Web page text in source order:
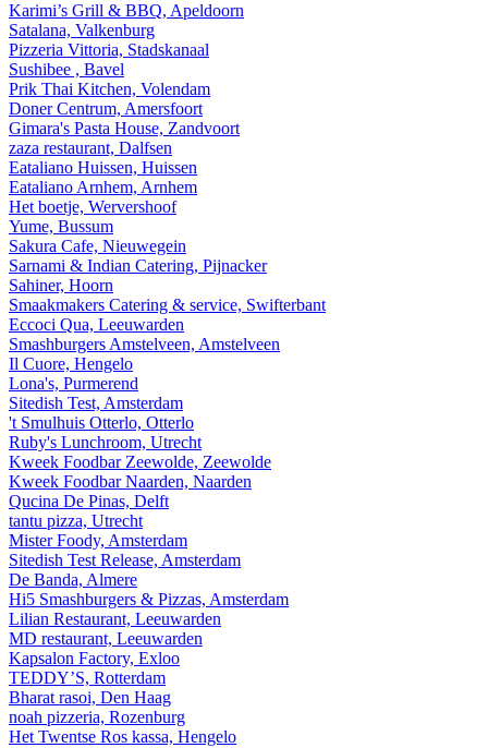
Karimi’s Grill & BBQ, Apeldoorn
Satalana, Valkenburg
Pizzeria Vittoria, Stadskanaal
Sushibee , Bavel
Prik Thai Kitchen, Volendam
Doner Centrum, Amersfoort
Gimara's Pasta House, Zandvoort
zaza restaurant, Dalfsen
Eataliano Huissen, Huissen
Eataliano Arnhem, Arnhem
Het boetje, Wervershoof
Yume, Bussum
Sakura Cafe, Nieuwegein
Sarnami & Indian Catering, Pijnacker
Sahiner, Hoorn
Smaakmakers Catering & service, Swifterbant
Eccoci Qua, Leeuwarden
Smashburgers Amstelveen, Amstelveen
Il Cuore, Hengelo
Lona's, Purmerend
Sitedish Test, Amsterdam
't Smulhuis Otterlo, Otterlo
Ruby's Lunchroom, Utrecht
Kweek Foodbar Zeewolde, Zeewolde
Kweek Foodbar Naarden, Naarden
Qucina De Pinas, Delft
tantu pizza, Utrecht
Mister Foody, Amsterdam
Sitedish Test Release, Amsterdam
De Banda, Almere
Hi5 Smashburgers & Pizzas, Amsterdam
Lilian Restaurant, Leeuwarden
MD restaurant, Leeuwarden
Kapsalon Factory, Exloo
TEDDY’S, Rotterdam
Bharat rasoi, Den Haag
noah pizzeria, Rozenburg
Het Twentse Ros kassa, Hengelo